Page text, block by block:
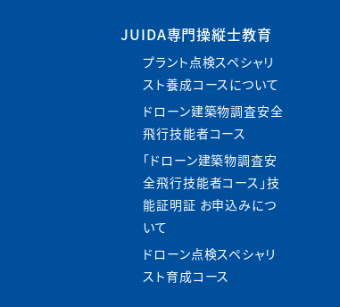
JUIDA専門操縦士教育
プラント点検スペシャリ
スト養成コースについて
ドローン建築物調査安全
飛行技能者コース
「ドローン建築物調査安
全飛行技能者コース」技
能証明証 お申込みにつ
いて
ドローン点検スペシャリ
スト育成コース